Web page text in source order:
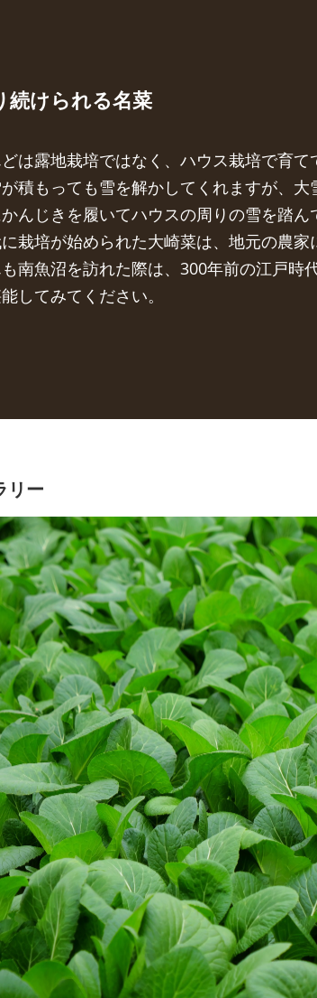
続けられる名菜
は露地栽培ではなく、ハウス栽培で育
積もっても雪を解かしてくれますが、
んじきを履いてハウスの周りの雪を踏
栽培が始められた大崎菜は、地元の農
南魚沼を訪れた際は、300年前の江戸時
してみてください。
リー